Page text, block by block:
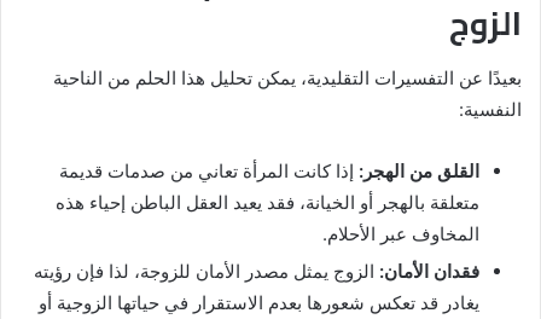
الزوج
بعيدًا عن التفسيرات التقليدية، يمكن تحليل هذا الحلم من الناحية
النفسية:
القلق من الهجر: إذا كانت المرأة تعاني من صدمات قديمة
متعلقة بالهجر أو الخيانة، فقد يعيد العقل الباطن إحياء هذه
المخاوف عبر الأحلام.
فقدان الأمان: الزوج يمثل مصدر الأمان للزوجة، لذا فإن رؤيته
يغادر قد تعكس شعورها بعدم الاستقرار في حياتها الزوجية أو